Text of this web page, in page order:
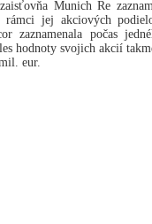
Munich Re
jej akciových
zaznamenala počas
hodnoty svojich akcií
eur.